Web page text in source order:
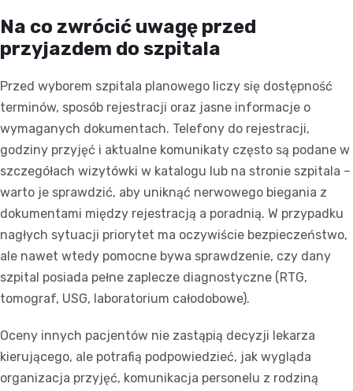
Na co zwrócić uwagę przed
przyjazdem do szpitala
Przed wyborem szpitala planowego liczy się dostępność
terminów, sposób rejestracji oraz jasne informacje o
wymaganych dokumentach. Telefony do rejestracji,
godziny przyjęć i aktualne komunikaty często są podane w
szczegółach wizytówki w katalogu lub na stronie szpitala –
warto je sprawdzić, aby uniknąć nerwowego biegania z
dokumentami między rejestracją a poradnią. W przypadku
nagłych sytuacji priorytet ma oczywiście bezpieczeństwo,
ale nawet wtedy pomocne bywa sprawdzenie, czy dany
szpital posiada pełne zaplecze diagnostyczne (RTG,
tomograf, USG, laboratorium całodobowe).
Oceny innych pacjentów nie zastąpią decyzji lekarza
kierującego, ale potrafią podpowiedzieć, jak wygląda
organizacja przyjęć, komunikacja personelu z rodziną